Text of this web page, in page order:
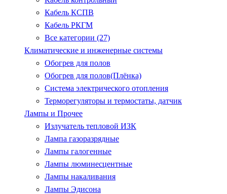
Кабель КСПВ
Кабель РКГМ
Все категории (27)
Климатические и инженерные системы
Обогрев для полов
Обогрев для полов(Плёнка)
Система электрического отопления
Терморегуляторы и термостаты, датчик
Лампы и Прочее
Излучатель тепловой ИЗК
Лампа газоразрядные
Лампы галогенные
Лампы люминесцентные
Лампы накаливания
Лампы Эдисона